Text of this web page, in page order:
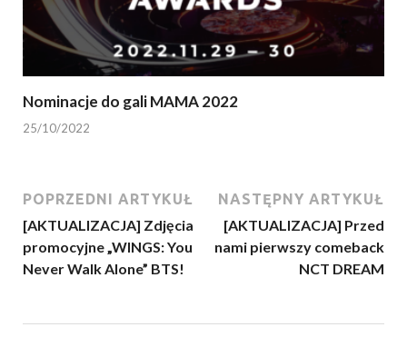
Nominacje do gali MAMA 2022
25/10/2022
POPRZEDNI ARTYKUŁ
[AKTUALIZACJA] Zdjęcia
promocyjne „WINGS: You
Never Walk Alone” BTS!
NASTĘPNY ARTYKUŁ
[AKTUALIZACJA] Przed
nami pierwszy comeback
NCT DREAM